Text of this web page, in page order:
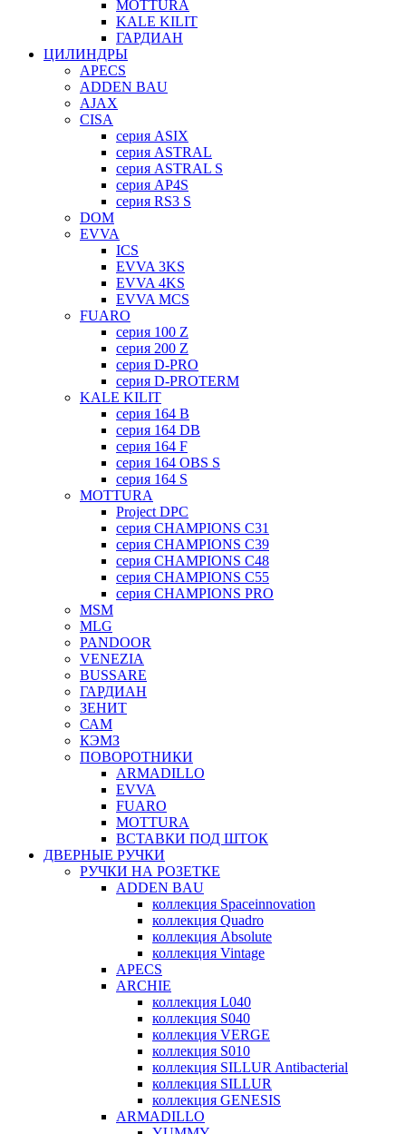
MOTTURA
KALE KILIT
ГАРДИАН
ЦИЛИНДРЫ
APECS
ADDEN BAU
AJAX
CISA
серия ASIX
серия ASTRAL
серия ASTRAL S
серия AP4S
серия RS3 S
DOM
EVVA
ICS
EVVA 3KS
EVVA 4KS
EVVA MCS
FUARO
серия 100 Z
серия 200 Z
серия D-PRO
серия D-PROTERM
KALE KILIT
серия 164 B
серия 164 DB
серия 164 F
серия 164 OBS S
серия 164 S
MOTTURA
Project DPC
серия CHAMPIONS C31
серия CHAMPIONS C39
серия CHAMPIONS C48
серия CHAMPIONS C55
серия CHAMPIONS PRO
MSM
MLG
PANDOOR
VENEZIA
BUSSARE
ГАРДИАН
ЗЕНИТ
САМ
КЭМЗ
ПОВОРОТНИКИ
ARMADILLO
EVVA
FUARO
MOTTURA
ВСТАВКИ ПОД ШТОК
ДВЕРНЫЕ РУЧКИ
РУЧКИ НА РОЗЕТКЕ
ADDEN BAU
коллекция Spaceinnovation
коллекция Quadro
коллекция Absolute
коллекция Vintage
APECS
ARCHIE
коллекция L040
коллекция S040
коллекция VERGE
коллекция S010
коллекция SILLUR Antibacterial
коллекция SILLUR
коллекция GENESIS
ARMADILLO